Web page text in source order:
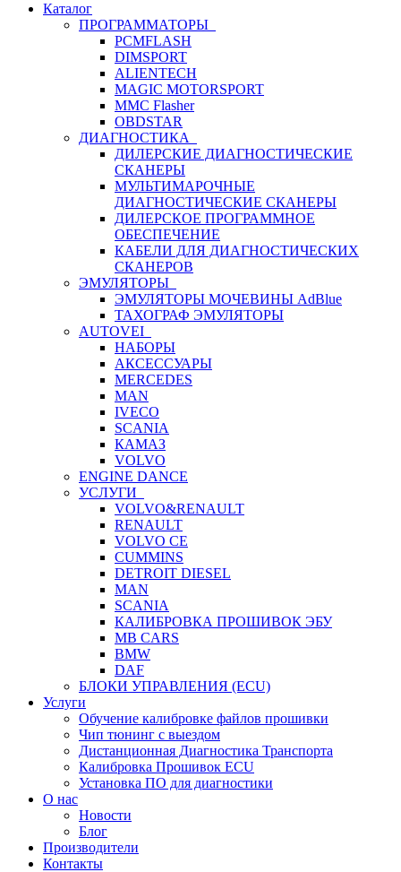
Каталог
ПРОГРАММАТОРЫ
PCMFLASH
DIMSPORT
ALIENTECH
MAGIC MOTORSPORT
MMC Flasher
OBDSTAR
ДИАГНОСТИКА
ДИЛЕРСКИЕ ДИАГНОСТИЧЕСКИЕ
СКАНЕРЫ
МУЛЬТИМАРОЧНЫЕ
ДИАГНОСТИЧЕСКИЕ СКАНЕРЫ
ДИЛЕРСКОЕ ПРОГРАММНОЕ
ОБЕСПЕЧЕНИЕ
КАБЕЛИ ДЛЯ ДИАГНОСТИЧЕСКИХ
СКАНЕРОВ
ЭМУЛЯТОРЫ
ЭМУЛЯТОРЫ МОЧЕВИНЫ АdBlue
ТАХОГРАФ ЭМУЛЯТОРЫ
AUTOVEI
НАБОРЫ
АКСЕССУАРЫ
MERCEDES
MAN
IVECO
SCANIA
КАМАЗ
VOLVO
ENGINE DANCE
УСЛУГИ
VOLVO&RENAULT
RENAULT
VOLVO CE
CUMMINS
DETROIT DIESEL
MAN
SCANIA
КАЛИБРОВКА ПРОШИВОК ЭБУ
MB CARS
BMW
DAF
БЛОКИ УПРАВЛЕНИЯ (ECU)
Услуги
Обучение калибровке файлов прошивки
Чип тюнинг с выездом
Дистанционная Диагностика Транспорта
Калибровка Прошивок ECU
Установка ПО для диагностики
О нас
Новости
Блог
Производители
Контакты